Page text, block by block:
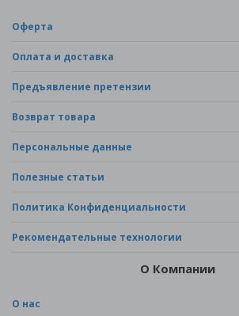
Оферта
Оплата и доставка
Предъявление претензии
Возврат товара
Персональные данные
Полезные статьи
Политика Конфиденциальности
Рекомендательные технологии
О Компании
О нас